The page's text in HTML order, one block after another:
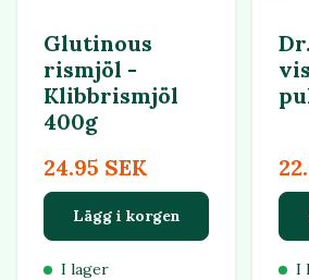
Glutinous
rismjöl -
Klibbrismjöl
400g
24.95 SEK
Lägg i korgen
I lager I